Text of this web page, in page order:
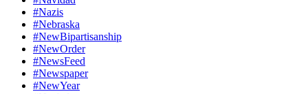
#Nazis
#Nebraska
#NewBipartisanship
#NewOrder
#NewsFeed
#Newspaper
#NewYear